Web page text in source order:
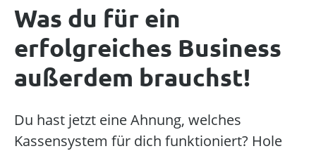
Was du für ein
erfolgreiches Business
außerdem brauchst!
Du hast jetzt eine Ahnung, welches
Kassensystem für dich funktioniert? Hole